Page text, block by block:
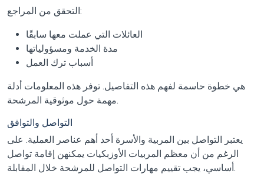
التحقق من المراجع:
العائلات التي عملت معها سابقًا
مدة الخدمة ومسؤولياتها
أسباب ترك العمل
هي خطوة حاسمة لفهم هذه التفاصيل. توفر هذه المعلومات أدلة
مهمة حول موثوقية المرشحة.
التواصل والتوافق
يعتبر التواصل بين المربية والأسرة أحد أهم عناصر العملية. على
الرغم من أن معظم المربيات الأوزبكيات يمكنهن إقامة تواصل
أساسي، يجب تقييم مهارات التواصل للمرشحة خلال المقابلة.